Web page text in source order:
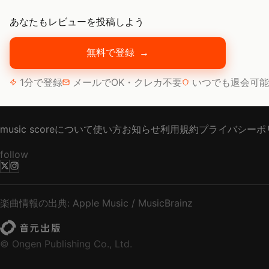
あなたもレビューを投稿しよう
無料で登録 →
1分で登録 メールでOK・クレカ不要 いつでも退会可能
music scoreについて使い方お知らせ利用規約プライバシーポ
follow
楽曲情報の出典: Apple Music / MusicBrainz
© Ongen Publishing Co., Ltd.